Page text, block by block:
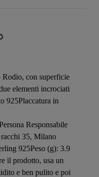
con superficie
elementi incrociati
925Placcatura in
Responsabile
35, Milano
925Peso (g): 3.9
il prodotto, usa un
e ben pulito e poi